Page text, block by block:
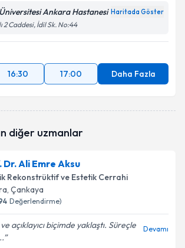
Ankara Hastanesi Haritada Göster
2 Caddesi, İdil Sk. No:44
16:30 17:00 Daha Fazla
diğer uzmanlar
Dr. Ali Emre Aksu
Rekonstrüktif ve Estetik Cerrahi
, Çankaya
Değerlendirme)
açıklayıcı biçimde yaklaştı. Süreçle
Devamı